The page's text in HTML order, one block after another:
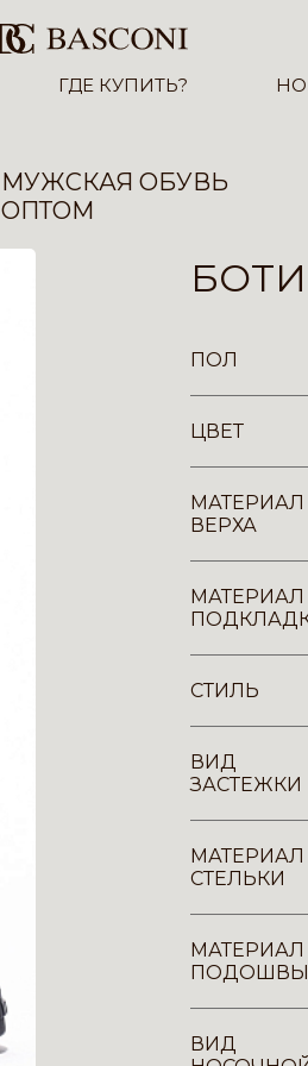
ГДЕ КУПИТЬ?
МУЖСКАЯ ОБУВЬ
ОПТОМ
ПОЛ
ЦВЕТ
МАТЕРИАЛ
ВЕРХА
МАТЕРИАЛ
СТИЛЬ
ВИД
ЗАСТЕЖКИ
МАТЕРИАЛ
СТЕЛЬКИ
МАТЕРИАЛ
ПОДОШВЫ
ВИД